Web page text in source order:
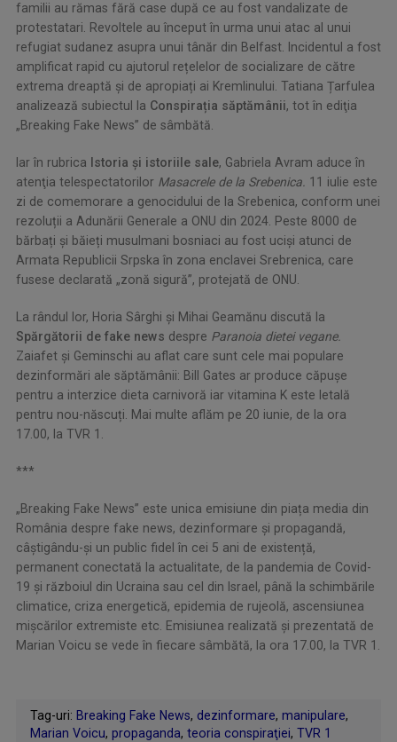
familii au rămas fără case după ce au fost vandalizate de
protestatari. Revoltele au început în urma unui atac al unui
refugiat sudanez asupra unui tânăr din Belfast. Incidentul a fost
amplificat rapid cu ajutorul rețelelor de socializare de către
extrema dreaptă și de apropiați ai Kremlinului. Tatiana Țarfulea
analizează subiectul la Conspirația săptămânii, tot în ediţia
„Breaking Fake News” de sâmbătă.
Iar în rubrica Istoria și istoriile sale, Gabriela Avram aduce în
atenţia telespectatorilor Masacrele de la Srebenica. 11 iulie este
zi de comemorare a genocidului de la Srebenica, conform unei
rezoluții a Adunării Generale a ONU din 2024. Peste 8000 de
bărbați și băieți musulmani bosniaci au fost uciși atunci de
Armata Republicii Srpska în zona enclavei Srebrenica, care
fusese declarată „zonă sigură”, protejată de ONU.
La rândul lor, Horia Sârghi și Mihai Geamănu discută la
Spărgătorii de fake news despre Paranoia dietei vegane.
Zaiafet și Geminschi au aflat care sunt cele mai populare
dezinformări ale săptămânii: Bill Gates ar produce căpușe
pentru a interzice dieta carnivoră iar vitamina K este letală
pentru nou-născuți. Mai multe aflăm pe 20 iunie, de la ora
17.00, la TVR 1.
***
„Breaking Fake News” este unica emisiune din piața media din
România despre fake news, dezinformare și propagandă,
câștigându-și un public fidel în cei 5 ani de existență,
permanent conectată la actualitate, de la pandemia de Covid-
19 și războiul din Ucraina sau cel din Israel, până la schimbările
climatice, criza energetică, epidemia de rujeolă, ascensiunea
mișcărilor extremiste etc. Emisiunea realizată şi prezentată de
Marian Voicu se vede în fiecare sâmbătă, la ora 17.00, la TVR 1.
Tag-uri: Breaking Fake News, dezinformare, manipulare,
Marian Voicu, propaganda, teoria conspiraţiei, TVR 1